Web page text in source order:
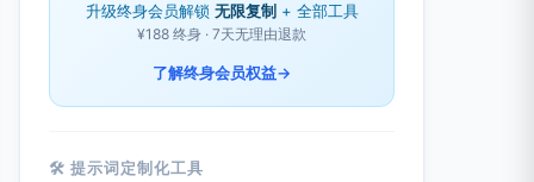
升级终身会员解锁 无限复制 + 全部工具
¥188 终身 · 7天无理由退款
了解终身会员权益→
🛠 提示词定制化工具